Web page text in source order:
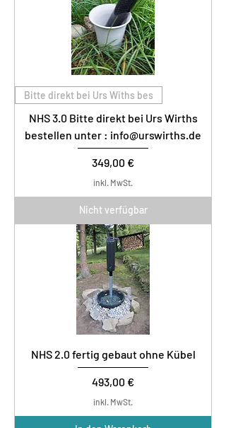
Bitte direkt bei Urs Withs bes
NHS 3.0 Bitte direkt bei Urs Wirths
bestellen unter : info@urswirths.de
Preis
349,00 €
inkl. MwSt.
Nicht verfügbar
NHS 2.0 fertig gebaut ohne Kübel
Preis
493,00 €
inkl. MwSt.